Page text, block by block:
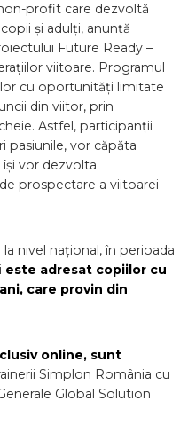
profit care dezvoltă
și adulți, anunță
Future Ready –
viitoare. Programul
cu oportunități limitate
din viitor, prin
Astfel, participanții
pasiunile, vor căpăta
vor dezvolta
prospectare a viitoarei
la nivel național, în perioada
este adresat copiilor cu
care provin din
online, sunt
Simplon România cu
Global Solution